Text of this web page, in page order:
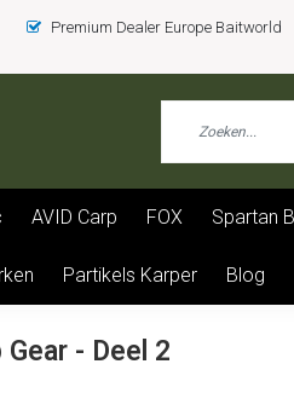
Premium Dealer Europe Baitworld
AVID Carp FOX Spartan
Partikels Karper Blog
- Deel 2